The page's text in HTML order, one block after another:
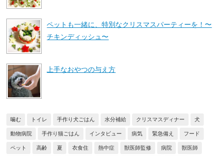
ペットも一緒に、特別なクリスマスパーティーを！〜
チキンディッシュ〜
上手なおやつの与え方
噛む トイレ 手作り犬ごはん 水分補給 クリスマスディナー 犬
動物病院 手作り猫ごはん インタビュー 病気 緊急備え フード
ペット 高齢 夏 衣食住 熱中症 獣医師監修 病院 獣医師